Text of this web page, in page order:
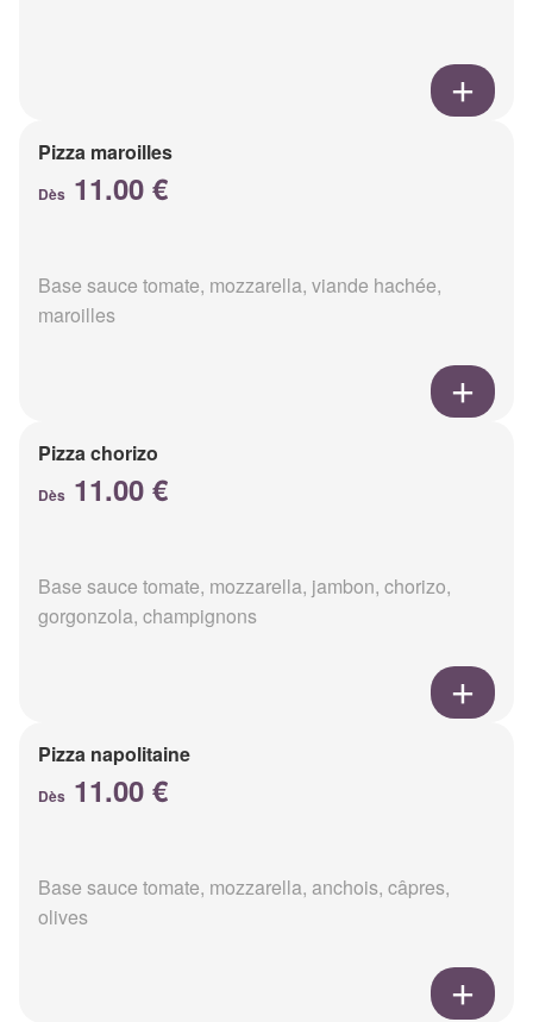
Pizza maroilles
Dès 11.00 €
Base sauce tomate, mozzarella, viande hachée,
maroilles
Pizza chorizo
Dès 11.00 €
Base sauce tomate, mozzarella, jambon, chorizo,
gorgonzola, champignons
Pizza napolitaine
Dès 11.00 €
Base sauce tomate, mozzarella, anchois, câpres,
olives